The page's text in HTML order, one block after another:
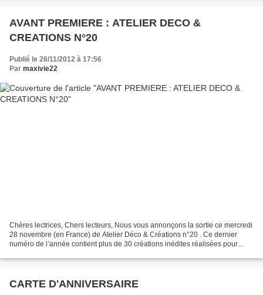
AVANT PREMIERE : ATELIER DECO &
CREATIONS N°20
Publié le 26/11/2012 à 17:56
Par maxivie22
Chères lectrices, Chers lecteurs, Nous vous annonçons la sortie ce mercredi
28 novembre (en France) de Atelier Déco & Créations n°20 . Ce dernier
numéro de l’année contient plus de 30 créations inédites réalisées pour
CARTE D'ANNIVERSAIRE